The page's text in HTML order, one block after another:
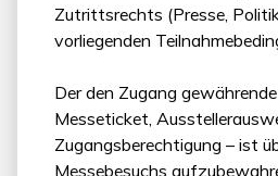
Zutrittsrechts (Presse,
vorliegenden
Der den Zugang
Messeticket,
Zugangsberechtigung – ist
Messebesuchs